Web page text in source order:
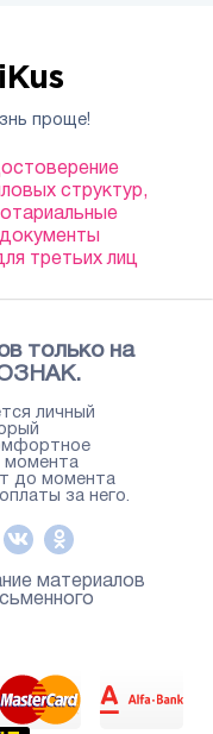
проще!
структур,
третьих лиц
только на
личный
момента
до момента
за него.
материалов